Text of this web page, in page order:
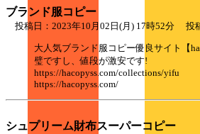
ブランド服コピー
投稿日：2023年10月02日(月) 17時52分 投
大人気ブランド服コピー優良サイト【
璧ですし、値段が激安です!
https://hacopyss.com/collections/yifu
https://hacopyss.com/
シュプリーム財布スーパーコピー